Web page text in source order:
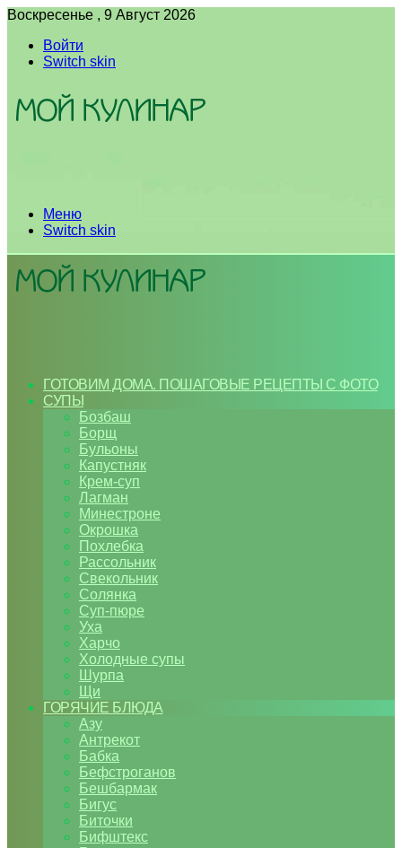
Воскресенье , 9 Август 2026
Войти
Switch skin
Меню
Switch skin
ГОТОВИМ ДОМА. ПОШАГОВЫЕ РЕЦЕПТЫ С ФОТО
СУПЫ
Бозбаш
Борщ
Бульоны
Капустняк
Крем-суп
Лагман
Минестроне
Окрошка
Похлебка
Рассольник
Свекольник
Солянка
Суп-пюре
Уха
Харчо
Холодные супы
Шурпа
Щи
ГОРЯЧИЕ БЛЮДА
Азу
Антрекот
Бабка
Бефстроганов
Бешбармак
Бигус
Биточки
Бифштекс